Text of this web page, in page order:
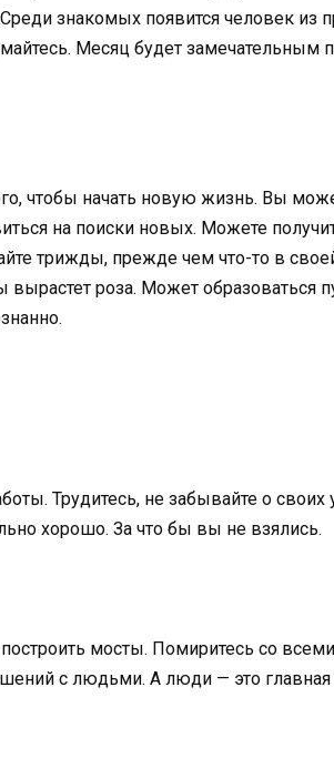
знакомых появится человек из
Месяц будет замечательным
чтобы начать новую жизнь. Вы
на поиски новых. Можете
трижды, прежде чем что-то в
вырастет роза. Может образоваться
Трудитесь, не забывайте о своих
хорошо. За что бы вы не взялись.
мосты. Помиритесь со
с людьми. А люди — это